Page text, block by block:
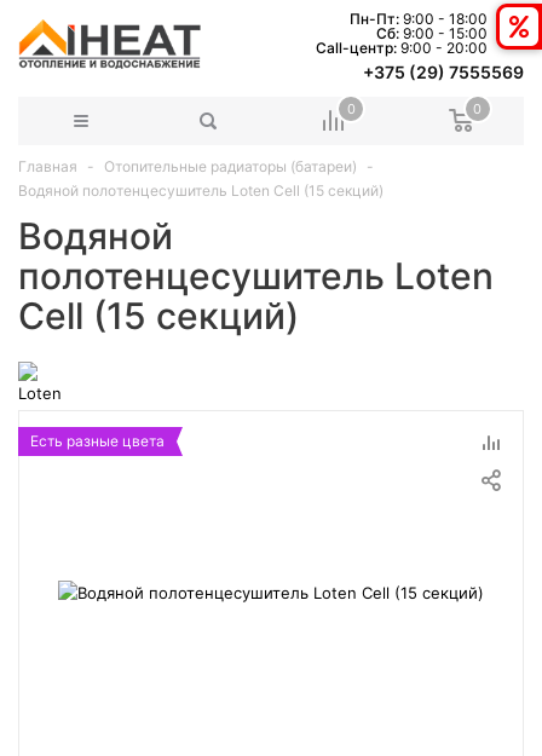
Пн-Пт: 9:00 - 18:00
Сб: 9:00 - 15:00
Сall-центр: 9:00 - 20:00
+375 (29) 7555569
0 0
Главная
Отопительные радиаторы (батареи)
Водяной полотенцесушитель Loten Cell (15 секций)
Водяной
полотенцесушитель Loten
Cell (15 секций)
Есть разные цвета